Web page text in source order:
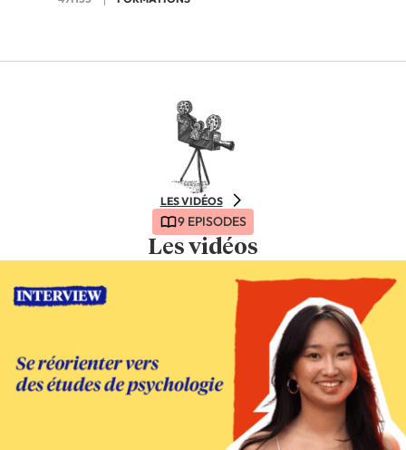
9 EPISODES
Les vidéos
LES VIDÉOS